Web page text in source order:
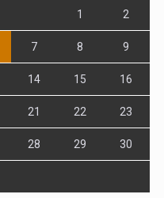
1 2
7 8 9
14 15 16
21 22 23
28 29 30